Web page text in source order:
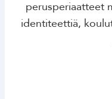
perusperiaatteet
identiteettiä,